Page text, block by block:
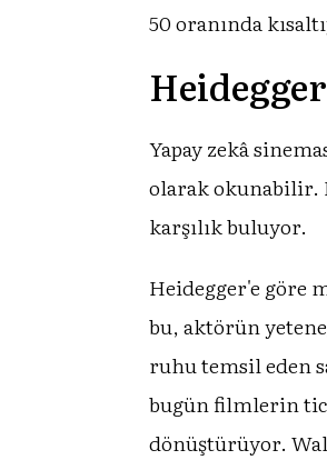
50 oranında
Yapay zekâ
olarak okunabilir.
karşılık buluyor.
Heidegger'e göre
bu, aktörün
ruhu temsil eden
bugün filmlerin
dönüştürüyor.